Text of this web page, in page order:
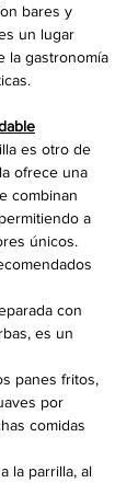
bares y
un lugar
la gastronomía
es otro de
ofrece una
combinan
a
únicos.
con
es un
panes fritos,
por
comidas
la parrilla, al